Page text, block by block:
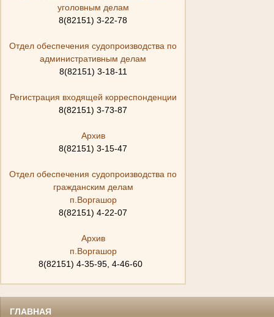
уголовным делам
8(82151) 3-22-78
Отдел обеспечения судопроизводства по
административным делам
8(82151) 3-18-11
Регистрация входящей корреспонденции
8(82151) 3-73-87
Архив
8(82151) 3-15-47
Отдел обеспечения судопроизводства по
гражданским делам
п.Воргашор
8(82151) 4-22-07
Архив
п.Воргашор
8(82151) 4-35-95, 4-46-60
ГЛАВНАЯ